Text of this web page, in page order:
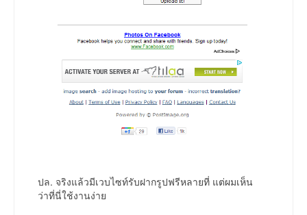
ปล. จริงแล้วมีเวบไซท์รับฝากรูปฟรีหลายที่ แต่ผมเห็น
ว่าที่นี่ใช้งานง่าย